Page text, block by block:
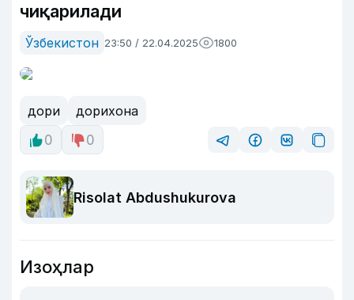
чиқарилади
Ўзбекистон 23:50 / 22.04.2025 1800
дори
дорихона
0
0
Risolat Abdushukurova
Изоҳлар